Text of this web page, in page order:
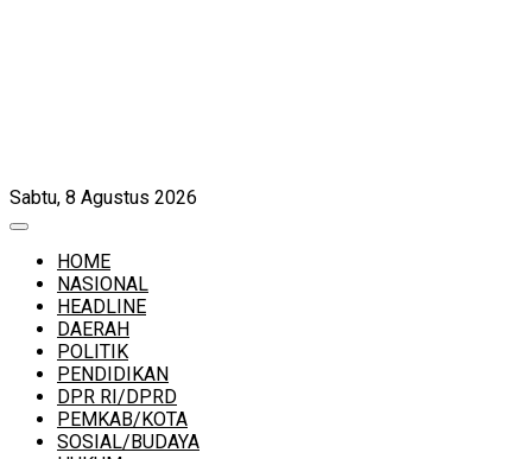
Sabtu, 8 Agustus 2026
HOME
NASIONAL
HEADLINE
DAERAH
POLITIK
PENDIDIKAN
DPR RI/DPRD
PEMKAB/KOTA
SOSIAL/BUDAYA